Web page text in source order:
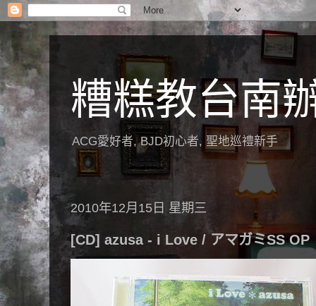
糟糕教台南
ACG愛好者, BJD初心者, 聖地巡禮新手
2010年12月15日 星期三
[CD] azusa - i Love / アマガミSS OP